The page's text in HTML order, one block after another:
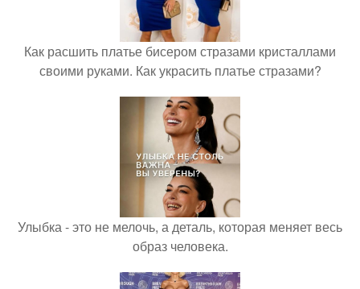
Как расшить платье бисером стразами кристаллами
своими руками. Как украсить платье стразами?
Улыбка - это не мелочь, а деталь, которая меняет весь
образ человека.